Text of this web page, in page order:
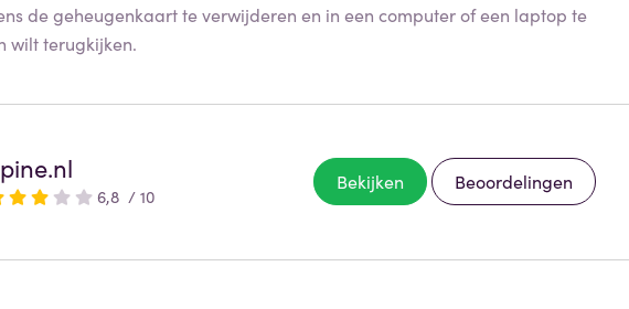
de geheugenkaart te verwijderen en in een computer of een laptop te
wilt terugkijken.
6,8 / 10
Bekijken Beoordelingen